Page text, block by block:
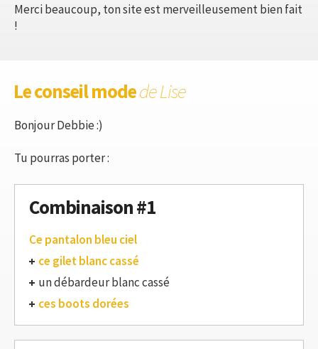
Merci beaucoup, ton site est merveilleusement bien fait
!
Le conseil modede Lise
Bonjour Debbie :)
Tu pourras porter :
Combinaison #1
Ce pantalon bleu ciel
ce gilet blanc cassé
un débardeur blanc cassé
ces boots dorées